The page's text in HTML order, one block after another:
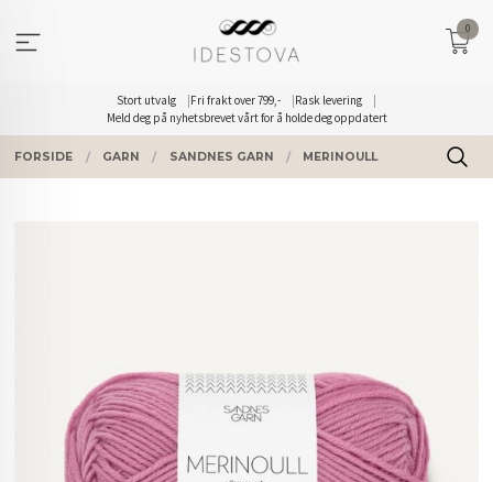
innholdet
Stort utvalg Fri frakt over 799,-
Rask levering
Meld deg på nyhetsbrevet vårt for å holde deg oppdatert
0
FORSIDE GARN SANDNES GARN MERINOULL